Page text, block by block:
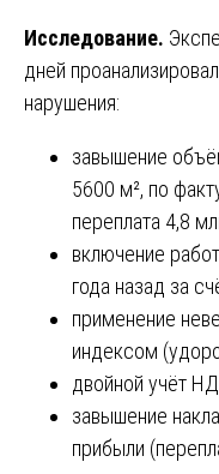
Исследование.
дней
нарушения:
завышение
5600 м², по
переплата 4,8
включение
года назад за
применение
индексом
двойной учёт
завышение
прибыли